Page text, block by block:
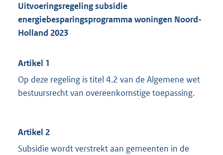
Uitvoeringsregeling subsidie
energiebesparingsprogramma woningen Noord-
Holland 2023
Artikel 1
Op deze regeling is titel 4.2 van de Algemene wet
bestuursrecht van overeenkomstige toepassing.
Artikel 2
Subsidie wordt verstrekt aan gemeenten in de